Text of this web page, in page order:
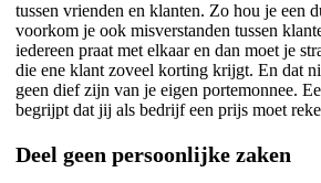
tussen vrienden en klanten. Zo hou je een
voorkom je ook misverstanden tussen
iedereen praat met elkaar en dan moet je
die ene klant zoveel korting krijgt. En dat
geen dief zijn van je eigen portemonnee.
begrijpt dat jij als bedrijf een prijs moet
Deel geen persoonlijke zaken